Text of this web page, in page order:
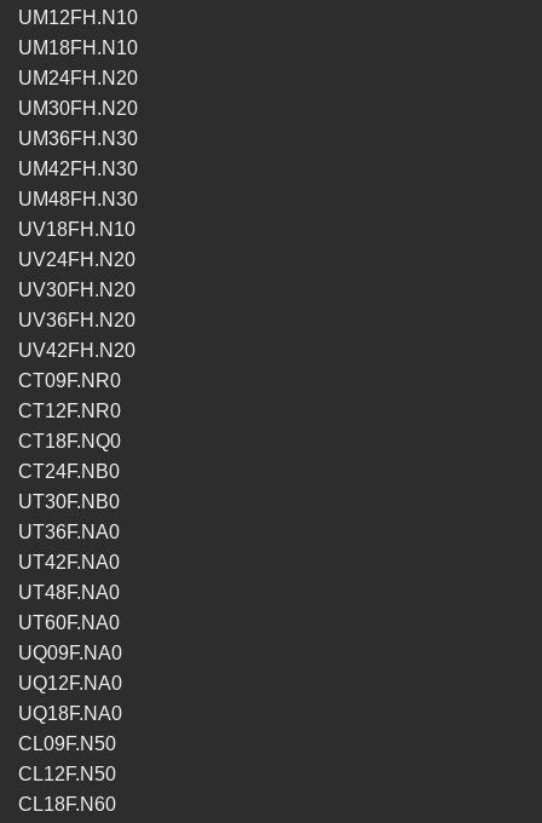
UM12FH.N10
UM18FH.N10
UM24FH.N20
UM30FH.N20
UM36FH.N30
UM42FH.N30
UM48FH.N30
UV18FH.N10
UV24FH.N20
UV30FH.N20
UV36FH.N20
UV42FH.N20
CT09F.NR0
CT12F.NR0
CT18F.NQ0
CT24F.NB0
UT30F.NB0
UT36F.NA0
UT42F.NA0
UT48F.NA0
UT60F.NA0
UQ09F.NA0
UQ12F.NA0
UQ18F.NA0
CL09F.N50
CL12F.N50
CL18F.N60